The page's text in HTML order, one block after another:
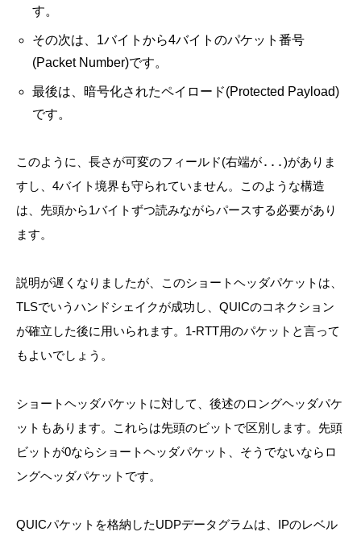
す。
その次は、1バイトから4バイトのパケット番号
(Packet Number)です。
最後は、暗号化されたペイロード(Protected Payload)
です。
このように、長さが可変のフィールド(右端が...)がありま
すし、4バイト境界も守られていません。このような構造
は、先頭から1バイトずつ読みながらパースする必要があり
ます。
説明が遅くなりましたが、このショートヘッダパケットは、
TLSでいうハンドシェイクが成功し、QUICのコネクション
が確立した後に用いられます。1-RTT用のパケットと言って
もよいでしょう。
ショートヘッダパケットに対して、後述のロングヘッダパケ
ットもあります。これらは先頭のビットで区別します。先頭
ビットが0ならショートヘッダパケット、そうでないならロ
ングヘッダパケットです。
QUICパケットを格納したUDPデータグラムは、IPのレベル